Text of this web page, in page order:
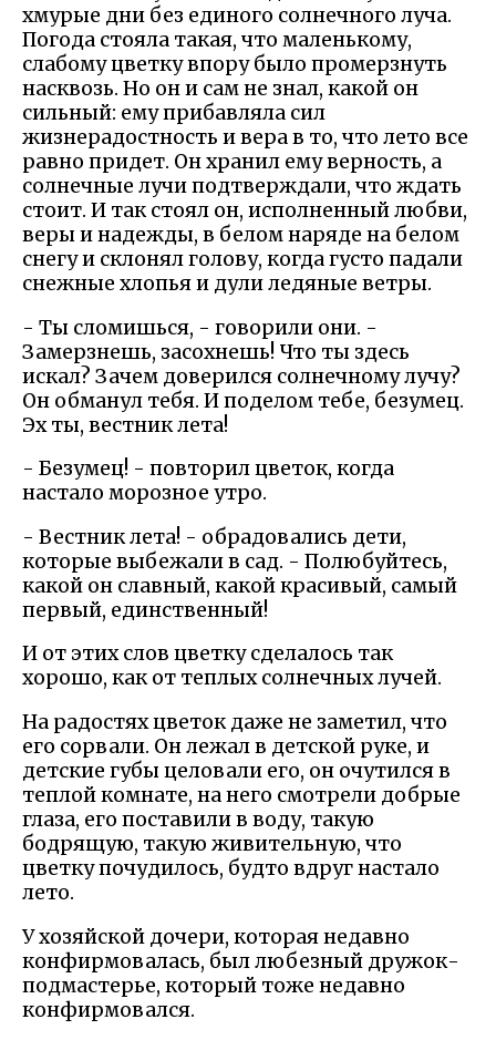
хмурые дни без единого солнечного луча.
Погода стояла такая, что маленькому,
слабому цветку впору было промерзнуть
насквозь. Но он и сам не знал, какой он
сильный: ему прибавляла сил
жизнерадостность и вера в то, что лето все
равно придет. Он хранил ему верность, а
солнечные лучи подтверждали, что ждать
стоит. И так стоял он, исполненный любви,
веры и надежды, в белом наряде на белом
снегу и склонял голову, когда густо падали
снежные хлопья и дули ледяные ветры.
- Ты сломишься, - говорили они. -
Замерзнешь, засохнешь! Что ты здесь
искал? Зачем доверился солнечному лучу?
Он обманул тебя. И поделом тебе, безумец.
Эх ты, вестник лета!
- Безумец! - повторил цветок, когда
настало морозное утро.
- Вестник лета! - обрадовались дети,
которые выбежали в сад. - Полюбуйтесь,
какой он славный, какой красивый, самый
первый, единственный!
И от этих слов цветку сделалось так
хорошо, как от теплых солнечных лучей.
На радостях цветок даже не заметил, что
его сорвали. Он лежал в детской руке, и
детские губы целовали его, он очутился в
теплой комнате, на него смотрели добрые
глаза, его поставили в воду, такую
бодрящую, такую живительную, что
цветку почудилось, будто вдруг настало
лето.
У хозяйской дочери, которая недавно
конфирмовалась, был любезный дружок-
подмастерье, который тоже недавно
конфирмовался.